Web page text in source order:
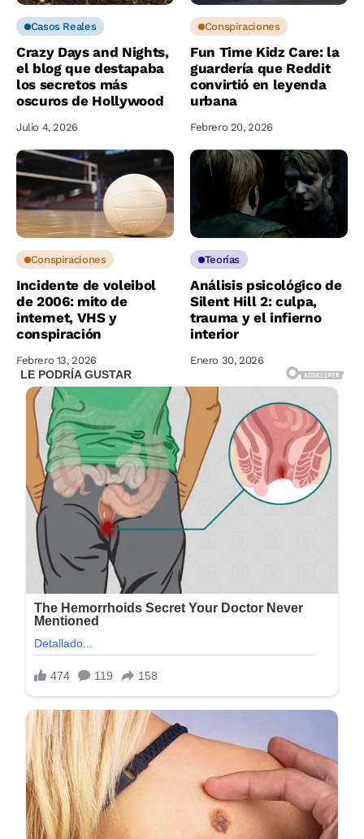
Casos Reales
Crazy Days and Nights,
el blog que destapaba
los secretos más
oscuros de Hollywood
Julio 4, 2026
Conspiraciones
Fun Time Kidz Care: la
guardería que Reddit
convirtió en leyenda
urbana
Febrero 20, 2026
Conspiraciones
Incidente de voleibol
de 2006: mito de
internet, VHS y
conspiración
Febrero 13, 2026
Teorías
Análisis psicológico de
Silent Hill 2: culpa,
trauma y el infierno
interior
Enero 30, 2026